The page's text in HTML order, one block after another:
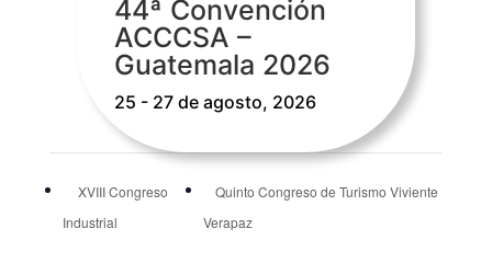
44ª Convención
ACCCSA –
Guatemala 2026
25 - 27 de agosto, 2026
XVIII Congreso
Industrial
Quinto Congreso de Turismo Viviente
Verapaz